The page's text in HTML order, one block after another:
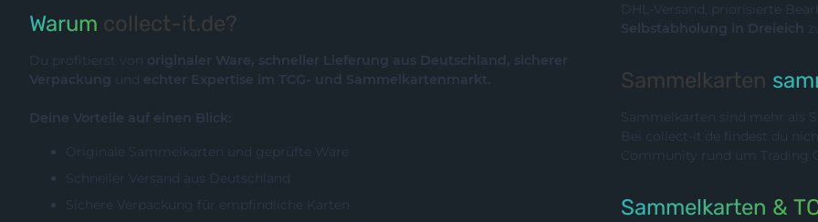
Warum collect-it.de?
Du profitierst von originaler Ware, schneller Lieferung aus Deutschland, sicherer
Verpackung und echter Expertise im TCG- und Sammelkartenmarkt.
Deine Vorteile auf einen Blick:
Originale Sammelkarten und geprüfte Ware
Schneller Versand aus Deutschland
Sichere Verpackung für empfindliche Karten
DHL-Versand, priorisierte
Selbstabholung in Dreieich
Sammelkarten
Sammelkarten sind mehr als
Bei collect-it.de findest du
Community rund um Trading
Sammelkarten &